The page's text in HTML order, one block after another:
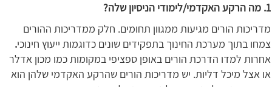
1. מה הרקע האקדמי/לימודי הניסיון שלה?
מדריכות הורים מגיעות ממגוון תחומים. חלק ממדריכות ההורים
צמחו בתוך מערכת החינוך בתפקידים שונים כדוגמות ייעוץ חינוכי.
אחרות למדו הדרכת הורים באופן ספציפי במקומות כמו מכון אדלר
או אצל מיכל דליות. יש מדריכות הורים שהרקע האקדמי שלהן הוא